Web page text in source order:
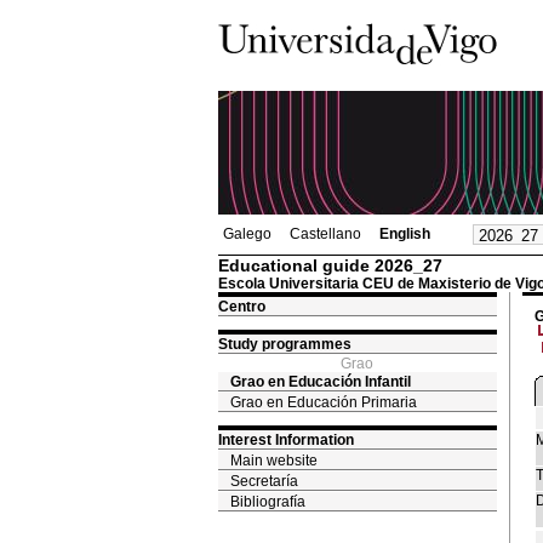
Galego Castellano English
Educational guide 2026_27
Escola Universitaria CEU de Maxisterio de
Centro
Study programmes
Grao
Grao en Educación Infantil
Grao en Educación Primaria
Interest Information
Main website
Secretaría
Bibliografía